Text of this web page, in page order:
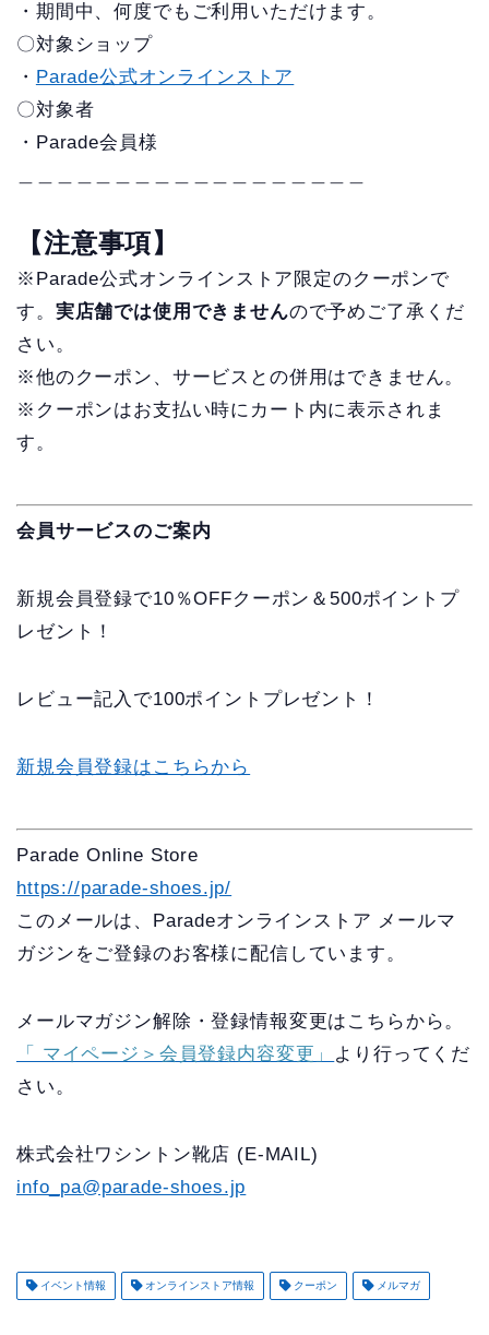
・期間中、何度でもご利用いただけます。
〇対象ショップ
・ Parade公式オンラインストア
〇対象者
・Parade会員様
【注意事項】
※Parade公式オンラインストア限定のクーポンで
す。 実店舗では使用できませんので予めご了承くだ
さい。
※他のクーポン、サービスとの併用はできません。
※クーポンはお支払い時にカート内に表示されま
す。
会員サービスのご案内
新規会員登録で10％OFFクーポン＆500ポイントプ
レゼント！
レビュー記入で100ポイントプレゼント！
新規会員登録はこちらから
Parade Online Store
https://parade-shoes.jp/
このメールは、Paradeオンラインストア メールマ
ガジンをご登録のお客様に配信しています。
メールマガジン解除・登録情報変更はこちらから。
「 マイページ＞会員登録内容変更」 より行ってくだ
さい。
株式会社ワシントン靴店 (E-MAIL)
info_pa@parade-shoes.jp
イベント情報 オンラインストア情報 クーポン メルマガ